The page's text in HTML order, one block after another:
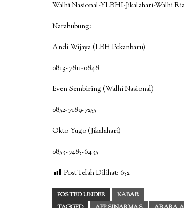
Walhi Nasional-YLBHI-Jikalahari-Walhi
Narahubung:
Andi Wijaya (LBH Pekanbaru)
0813-7811-0848
Even Sembiring (Walhi Nasional)
0852-7189-7255
Okto Yugo (Jikalahari)
0853-7485-6435
Post Telah Dilihat: 652
POSTED UNDER
KABAR